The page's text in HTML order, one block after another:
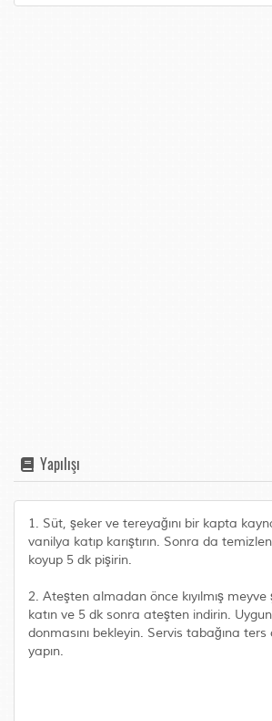
Yapılışı
1. Süt, şeker ve tereyağını bir kapta
vanilya katıp karıştırın. Sonra da
koyup 5 dk pişirin.
2. Ateşten almadan önce kıyılmış
katın ve 5 dk sonra ateşten indirin.
donmasını bekleyin. Servis tabağına ters
yapın.